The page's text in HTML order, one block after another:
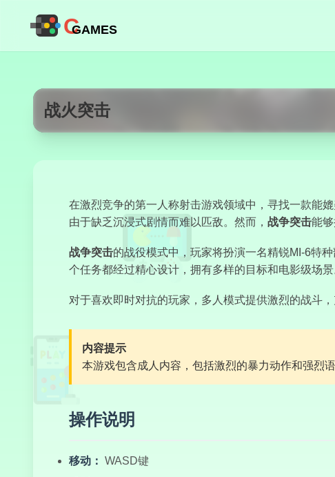
CGAMES
战火突击
在激烈竞争的第一人称射击游戏领域中，寻找一款能
由于缺乏沉浸式剧情而难以匹敌。然而， 战争突击能
战争突击的战役模式中，玩家将扮演一名精锐MI-6特
个任务都经过精心设计，拥有多样的目标和电影级场景
对于喜欢即时对抗的玩家，多人模式提供激烈的战斗
内容提示
本游戏包含成人内容，包括激烈的暴力动作和强烈
操作说明
移动： WASD键